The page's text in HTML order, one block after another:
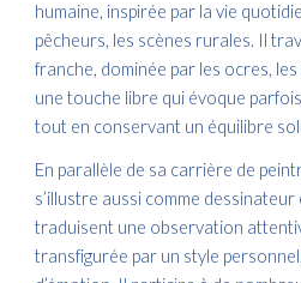
humaine, inspirée par la vie
pêcheurs, les scènes rurales. Il
franche, dominée par les ocres,
une touche libre qui évoque
tout en conservant un équilibre
En parallèle de sa carrière de
s’illustre aussi comme
traduisent une observation
transfigurée par un style